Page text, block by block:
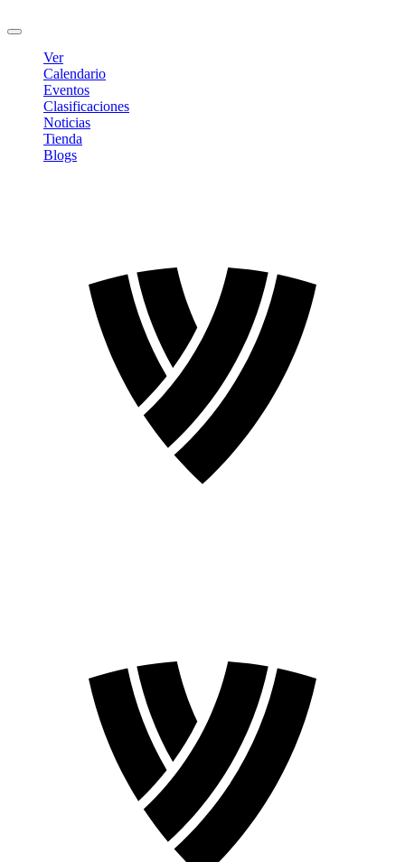
Ver
Calendario
Eventos
Clasificaciones
Noticias
Tienda
Blogs